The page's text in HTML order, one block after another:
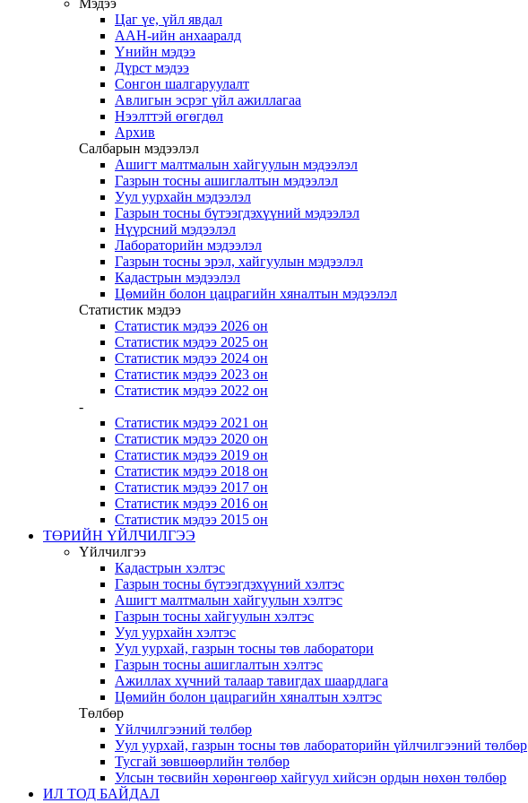
Мэдээ
Цаг үе, үйл явдал
ААН-ийн анхааралд
Үнийн мэдээ
Дүрст мэдээ
Сонгон шалгаруулалт
Авлигын эсрэг үйл ажиллагаа
Нээлттэй өгөгдөл
Архив
Салбарын мэдээлэл
Ашигт малтмалын хайгуулын мэдээлэл
Газрын тосны ашиглалтын мэдээлэл
Уул уурхайн мэдээлэл
Газрын тосны бүтээгдэхүүний мэдээлэл
Нүүрсний мэдээлэл
Лабораторийн мэдээлэл
Газрын тосны эрэл, хайгуулын мэдээлэл
Кадастрын мэдээлэл
Цөмийн болон цацрагийн хяналтын мэдээлэл
Статистик мэдээ
Статистик мэдээ 2026 он
Статистик мэдээ 2025 он
Статистик мэдээ 2024 он
Статистик мэдээ 2023 он
Статистик мэдээ 2022 он
-
Статистик мэдээ 2021 он
Статистик мэдээ 2020 он
Статистик мэдээ 2019 он
Статистик мэдээ 2018 он
Статистик мэдээ 2017 он
Статистик мэдээ 2016 он
Статистик мэдээ 2015 он
ТӨРИЙН ҮЙЛЧИЛГЭЭ
Үйлчилгээ
Кадастрын хэлтэс
Газрын тосны бүтээгдэхүүний хэлтэс
Ашигт малтмалын хайгуулын хэлтэс
Газрын тосны хайгуулын хэлтэс
Уул уурхайн хэлтэс
Уул уурхай, газрын тосны төв лаборатори
Газрын тосны ашиглалтын хэлтэс
Ажиллах хүчний талаар тавигдах шаардлага
Цөмийн болон цацрагийн хяналтын хэлтэс
Төлбөр
Үйлчилгээний төлбөр
Уул уурхай, газрын тосны төв лабораторийн үйлчилгээний төлбөр
Тусгай зөвшөөрлийн төлбөр
Улсын төсвийн хөрөнгөөр хайгуул хийсэн ордын нөхөн төлбөр
ИЛ ТОД БАЙДАЛ